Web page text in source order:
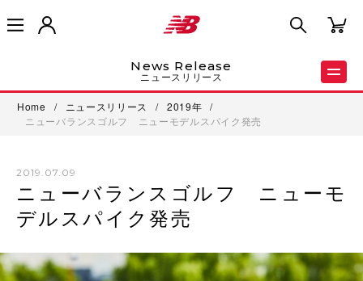
News Release
ニュースリリース
Home / ニュースリリース / 2019年
/
ニューバランスゴルフ ニューモデルスパイク発売
2019.07.09
ニューバランスゴルフ ニューモ
デルスパイク発売